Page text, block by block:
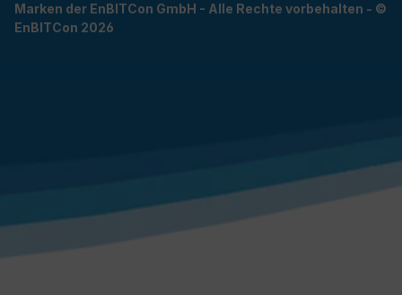
Marken der EnBITCon GmbH - Alle Rechte vorbehalten - ©
EnBITCon 2026